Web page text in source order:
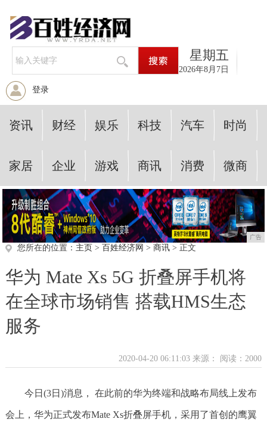
星期五
2026年8月7日
登录
资讯 财经 娱乐 科技 汽车 时尚
家居 企业 游戏 商讯 消费 微商
广告
您所在的位置： 主页 > 百姓经济网 > 商讯> 正文
华为 Mate Xs 5G 折叠屏手机将
在全球市场销售 搭载HMS生态
服务
2020-04-20 06:11:03 来源： 阅读：2000
今日(3日)消息， 在此前的华为终端和战略布局线上发布
会上，华为正式发布Mate Xs折叠屏手机，采用了首创的鹰翼